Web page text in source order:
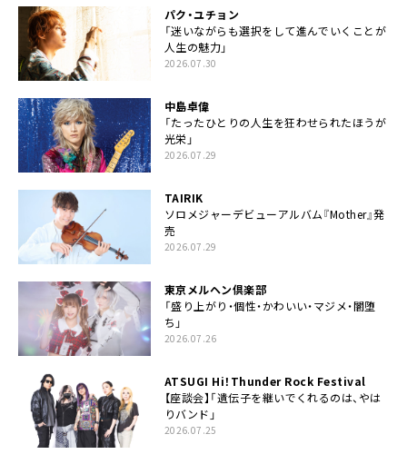
パク・ユチョン
「迷いながらも選択をして進んでいくことが
人生の魅力」
2026.07.30
中島卓偉
「たったひとりの人生を狂わせられたほうが
光栄」
2026.07.29
TAIRIK
ソロメジャーデビューアルバム『Mother』発
売
2026.07.29
東京メルヘン倶楽部
「盛り上がり・個性・かわいい・マジメ・闇堕
ち」
2026.07.26
ATSUGI Hi！Thunder Rock Festival
【座談会】「遺伝子を継いでくれるのは、やは
りバンド」
2026.07.25